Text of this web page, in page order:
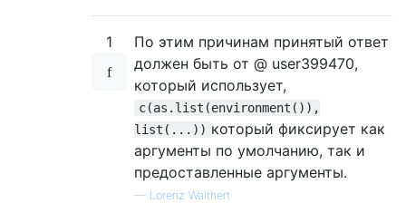
1
По этим причинам принятый ответ
должен быть от @ user399470,
который использует,
c(as.list(environment()),
list(...)) который фиксирует как
аргументы по умолчанию, так и
предоставленные аргументы.
— Lorenz Walthert